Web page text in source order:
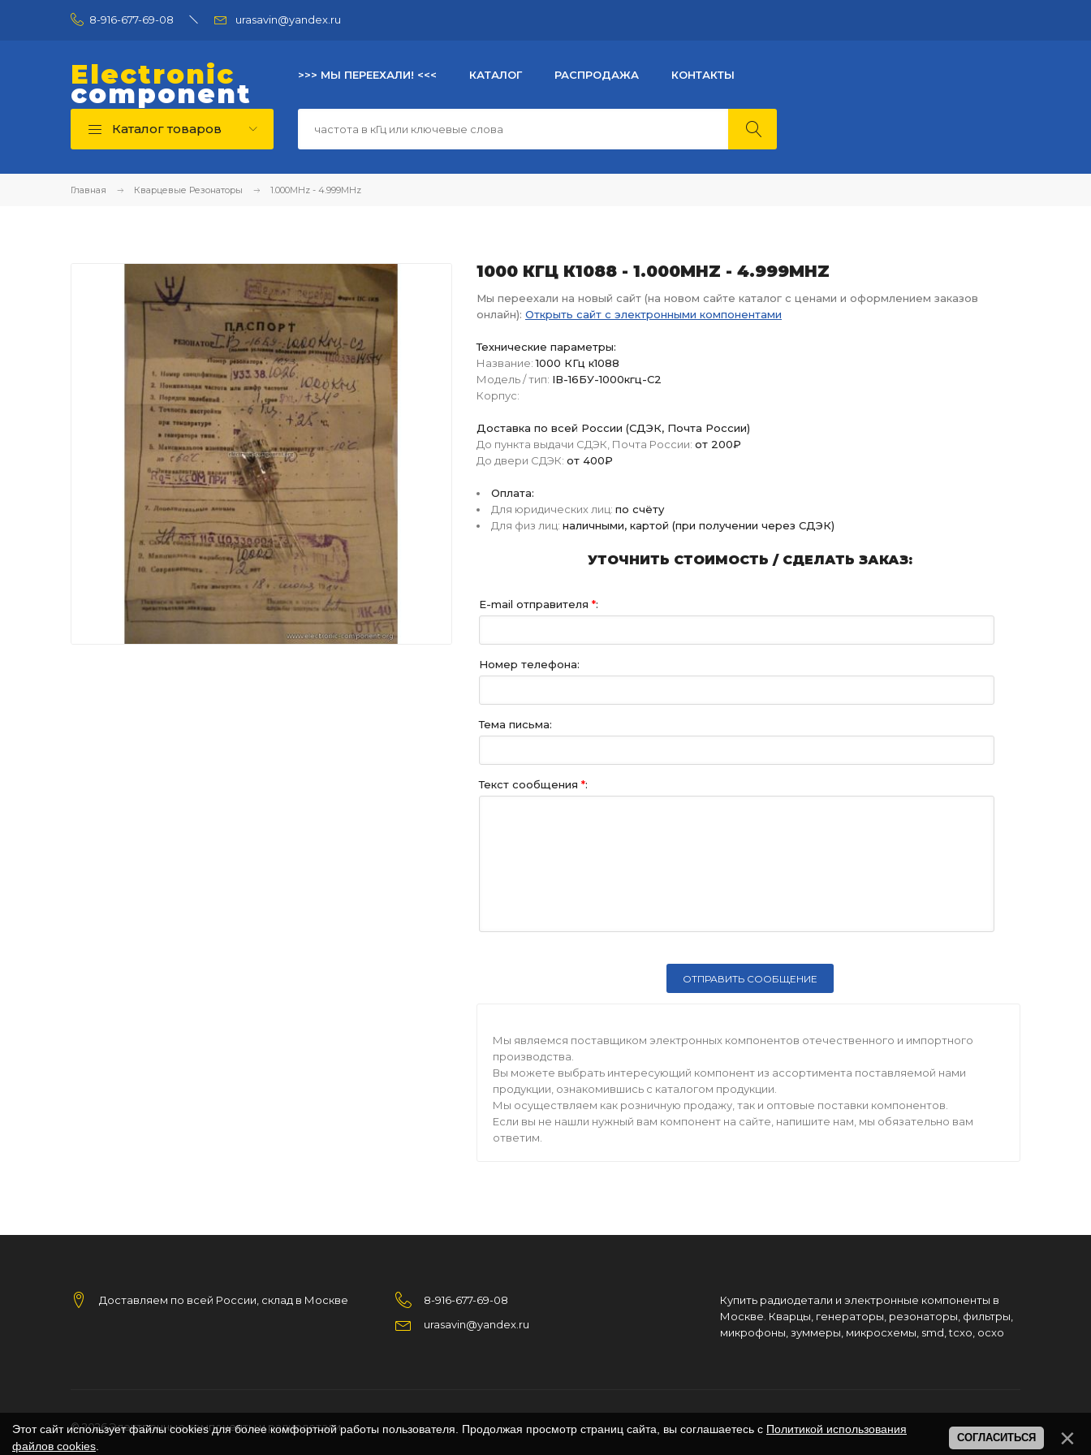
8-916-677-69-08 urasavin@yandex.ru
Electronic
component
>>> МЫ ПЕРЕЕХАЛИ! <<< КАТАЛОГ РАСПРОДАЖА КОНТАКТЫ
Каталог товаров
Главная Кварцевые Резонаторы 1.000MHz - 4.999MHz
1000 КГЦ К1088 - 1.000MHZ - 4.999MHZ
Мы переехали на новый сайт (на новом сайте каталог с ценами и оформлением заказов
онлайн): Открыть сайт с электронными компонентами
Технические параметры:
Название: 1000 КГц к1088
Модель / тип: IВ-16БУ-1000кгц-С2
Корпус:
Доставка по всей России (СДЭК, Почта России)
До пункта выдачи СДЭК, Почта России: от 200₽
До двери СДЭК: от 400₽
Оплата:
Для юридических лиц: по счёту
Для физ лиц: наличными, картой (при получении через СДЭК)
УТОЧНИТЬ СТОИМОСТЬ / СДЕЛАТЬ ЗАКАЗ:
E-mail отправителя *:
Номер телефона:
Тема письма:
Текст сообщения *:
Мы являемся поставщиком электронных компонентов отечественного и импортного
производства.
Вы можете выбрать интересующий компонент из ассортимента поставляемой нами
продукции, ознакомившись с каталогом продукции.
Мы осуществляем как розничную продажу, так и оптовые поставки компонентов.
Если вы не нашли нужный вам компонент на сайте, напишите нам, мы обязательно вам
ответим.
Доставляем по всей России, склад в Москве
8-916-677-69-08
urasavin@yandex.ru
Купить радиодетали и электронные компоненты в
Москве. Кварцы, генераторы, резонаторы, фильтры,
микрофоны, зуммеры, микросхемы, smd, tcxo, ocxo
© 2026Электронные компоненты и радиодетали
Этот сайт использует файлы cookies для более комфортной работы пользователя. Продолжая просмотр страниц сайта, вы соглашаетесь с Политикой использования
файлов cookies
СОГЛАСИТЬСЯ